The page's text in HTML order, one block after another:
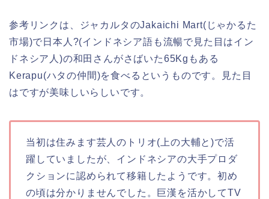
参考リンクは、ジャカルタのJakaichi Mart(じゃかるた
市場)で日本人?(インドネシア語も流暢で見た目はイン
ドネシア人)の和田さんがさばいた65Kgもある
Kerapu(ハタの仲間)を食べるというものです。見た目
はですが美味しいらしいです。
当初は住みます芸人のトリオ(上の大輔と)で活
躍していましたが、インドネシアの大手プロダ
クションに認められて移籍したようです。初め
の頃は分かりませんでした。巨漢を活かしてTV